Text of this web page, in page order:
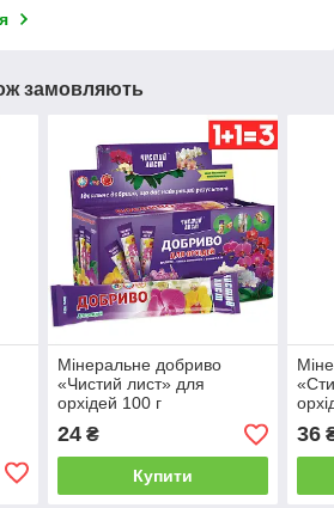
замовляють
Мінеральне добриво
«Чистий лист» для
орхідей 100 г
24₴
Купити
36